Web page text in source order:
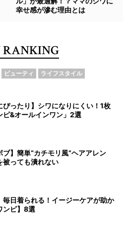
幸せ感が滲む理由とは
ビューティ ライフスタイル
ぴったり】シワになりにくい！1枚
ピ&オールインワン」2選
ブ】簡単“カチモリ風”ヘアアレン
被っても潰れない
毎日着られる！イージーケアが助か
ンピ】8選